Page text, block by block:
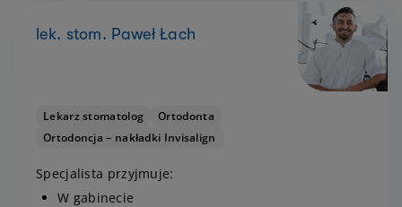
lek. stom. Paweł Łach
Lekarz stomatolog
Ortodonta
Ortodoncja – nakładki Invisalign
Specjalista przyjmuje:
W gabinecie